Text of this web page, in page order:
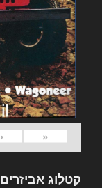
«
‹
קטלוג אביזרים Jeep 1980